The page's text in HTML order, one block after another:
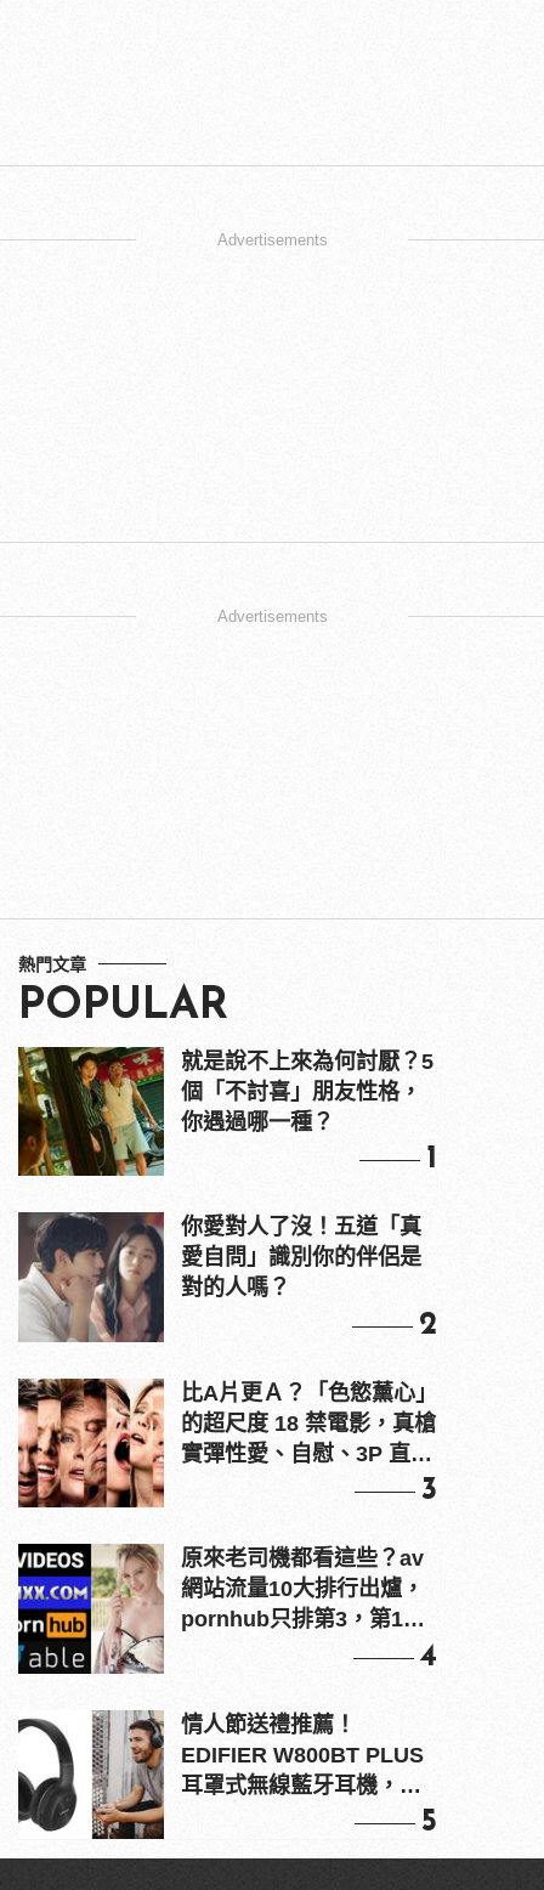
Advertisements
Advertisements
熱門文章
POPULAR
就是說不上來為何討厭？5
個「不討喜」朋友性格，
你遇過哪一種？
1
你愛對人了沒！五道「真
愛自問」識別你的伴侶是
對的人嗎？
2
比A片更Ａ？「色慾薰心」
的超尺度 18 禁電影，真槍
實彈性愛、自慰、3P 直接
3
原來老司機都看這些？av
網站流量10大排行出爐，
pornhub只排第3，第1名
4
情人節送禮推薦！
EDIFIER W800BT PLUS
耳罩式無線藍牙耳機，在
5